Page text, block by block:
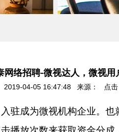
网络招聘-微视达人，微视用
2019-04-05 16:47:48 来源： 点击
驻成为微视机构企业。